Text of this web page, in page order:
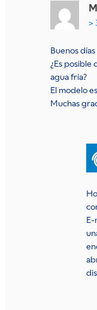
Buenos días
¿Es posible
agua fría?
El modelo
Muchas
E-